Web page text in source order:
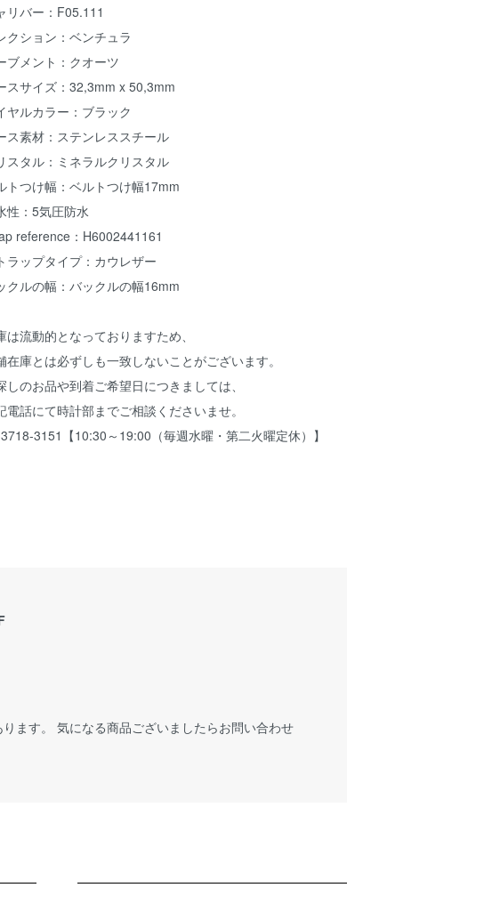
リバー：F05.111
クション：ベンチュラ
ブメント：クオーツ
スサイズ：32,3mm x 50,3mm
ヤルカラー：ブラック
ス素材：ステンレススチール
スタル：ミネラルクリスタル
トつけ幅：ベルトつけ幅17mm
性：5気圧防水
reference：H6002441161
ラップタイプ：カウレザー
クルの幅：バックルの幅16mm
は流動的となっておりますため、
在庫とは必ずしも一致しないことがございます。
しのお品や到着ご希望日につきましては、
電話にて時計部までご相談くださいませ。
3151【10:30～19:00（毎週水曜・第二火曜定休）】
ます。 気になる商品ございましたらお問い合わせ